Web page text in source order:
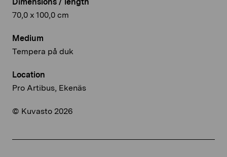
70,0 x 100,0 cm
Medium
Tempera på duk
Location
Pro Artibus, Ekenäs
© Kuvasto 2026